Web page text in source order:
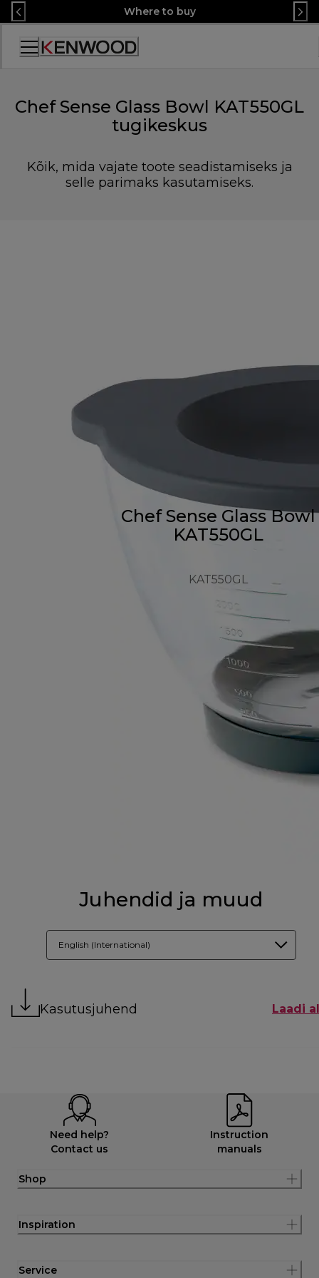
Skip
to
Content
Where to buy
Accessibility
Chef Sense Glass Bowl KAT550GL
tugikeskus
Kõik, mida vajate toote seadistamiseks ja
selle parimaks kasutamiseks.
Chef Sense Glass Bowl
KAT550GL
KAT550GL
Juhendid ja muud
English (International)
Kasutusjuhend Laadi
Need help?
Contact us
Instruction
manuals
Shop
Inspiration
Service